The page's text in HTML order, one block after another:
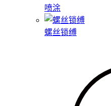
喷涂
螺丝锁缚